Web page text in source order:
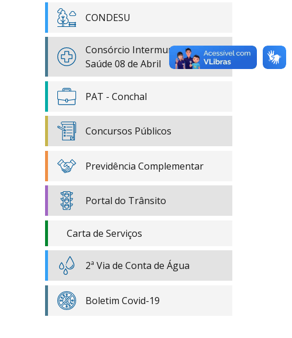
CONDESU
Consórcio Intermunicipal de
Saúde 08 de Abril
PAT - Conchal
Concursos Públicos
Previdência Complementar
Portal do Trânsito
Carta de Serviços
2ª Via de Conta de Água
Boletim Covid-19